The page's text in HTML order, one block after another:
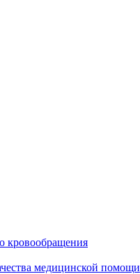
кровообращения
медицинской помощи